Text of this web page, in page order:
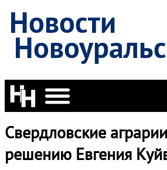
Новости
Свердловские
решению Евгения